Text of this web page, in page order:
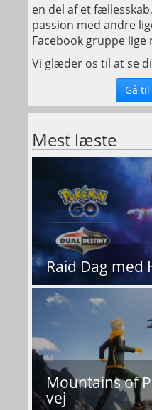
en del af et
passion med andre
Facebook gruppe lige
Vi glæder os til at se
Gå
Mest læste
Raid Dag med
Mountains of
vej